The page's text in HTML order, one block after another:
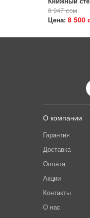
8 947 сом
Цена: 8 500
О компании
Гарантия
Доставка
Оплата
Акции
Контакты
О нас